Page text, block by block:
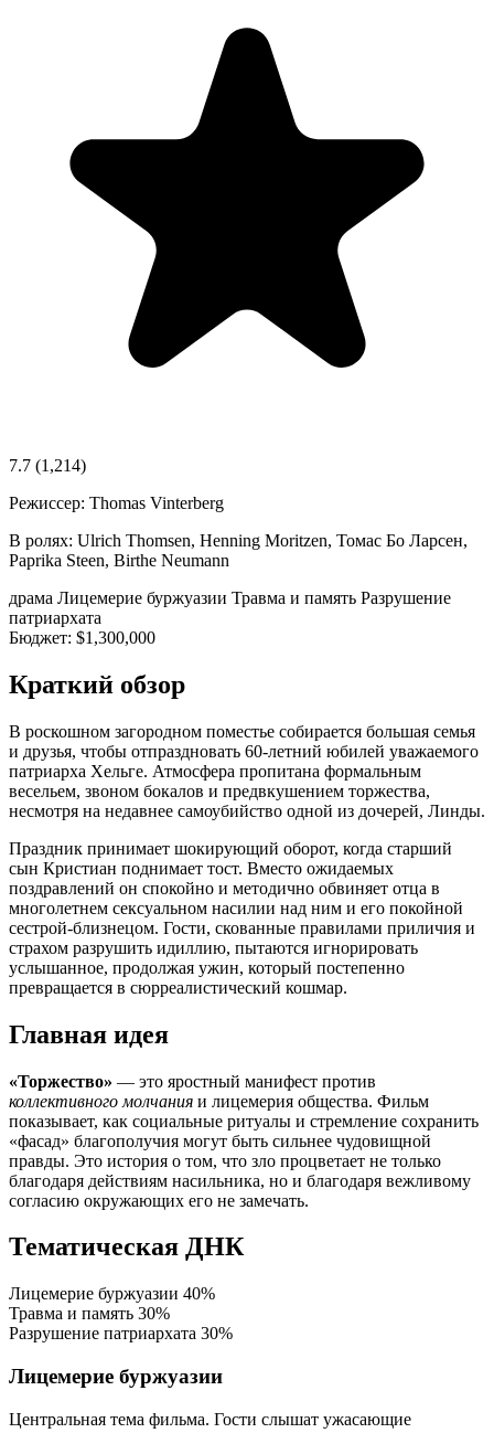
7.7 (1,214)
Режиссер: Thomas Vinterberg
В ролях: Ulrich Thomsen, Henning Moritzen, Томас Бо Ларсен,
Paprika Steen, Birthe Neumann
драма Лицемерие буржуазии Травма и память Разрушение
патриархата
Бюджет: $1,300,000
Краткий обзор
В роскошном загородном поместье собирается большая семья
и друзья, чтобы отпраздновать 60-летний юбилей уважаемого
патриарха Хельге. Атмосфера пропитана формальным
весельем, звоном бокалов и предвкушением торжества,
несмотря на недавнее самоубийство одной из дочерей, Линды.
Праздник принимает шокирующий оборот, когда старший
сын Кристиан поднимает тост. Вместо ожидаемых
поздравлений он спокойно и методично обвиняет отца в
многолетнем сексуальном насилии над ним и его покойной
сестрой-близнецом. Гости, скованные правилами приличия и
страхом разрушить идиллию, пытаются игнорировать
услышанное, продолжая ужин, который постепенно
превращается в сюрреалистический кошмар.
Главная идея
«Торжество» — это яростный манифест против
коллективного молчания и лицемерия общества. Фильм
показывает, как социальные ритуалы и стремление сохранить
«фасад» благополучия могут быть сильнее чудовищной
правды. Это история о том, что зло процветает не только
благодаря действиям насильника, но и благодаря вежливому
согласию окружающих его не замечать.
Тематическая ДНК
Лицемерие буржуазии 40%
Травма и память 30%
Разрушение патриархата 30%
Лицемерие буржуазии
Центральная тема фильма. Гости слышат ужасающие